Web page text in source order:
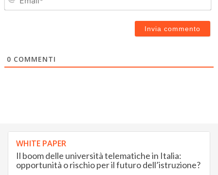
0 COMMENTI
WHITE PAPER
Il boom delle università telematiche in Italia:
opportunità o rischio per il futuro dell’istruzione?